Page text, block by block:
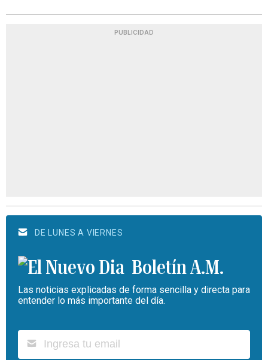
PUBLICIDAD
DE LUNES A VIERNES
Boletín A.M.
Las noticias explicadas de forma sencilla y directa para
entender lo más importante del día.